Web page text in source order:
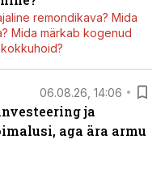
remondikava? Mida
Mida märkab kogenud
06.08.26, 14:06
ja
aga ära armu